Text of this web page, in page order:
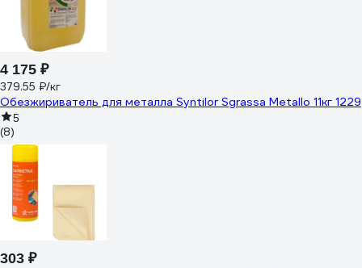
4 175 ₽
379.55 ₽/кг
Обезжириватель для металла Syntilor Sgrassa Metallo 11кг 1229
5
(8)
303 ₽